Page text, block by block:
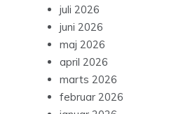
juli 2026
juni 2026
maj 2026
april 2026
marts 2026
februar 2026